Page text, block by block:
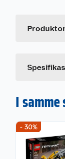
forståelig
I samme
- 30%